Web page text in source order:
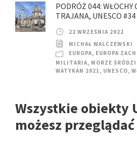
PODRÓŻ 044: WŁOCHY
TRAJANA, UNESCO
22 WRZEŚNIA 2022
MICHAŁ WALCZEWSKI
EUROPA, EUROPA
MILITARIA, MORZE
WATYKAN 2021 , UNESCO,
Wszystkie obiekty
możesz